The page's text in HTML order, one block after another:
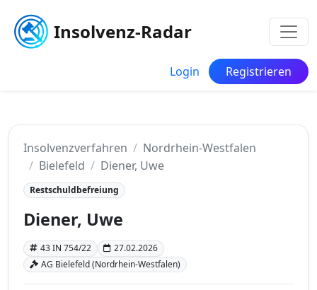
Insolvenz-Radar
Login Registrieren
Insolvenzverfahren
Nordrhein-Westfalen
Bielefeld
Diener, Uwe
Restschuldbefreiung
Diener, Uwe
43 IN 754/22
27.02.2026
AG Bielefeld (Nordrhein-Westfalen)